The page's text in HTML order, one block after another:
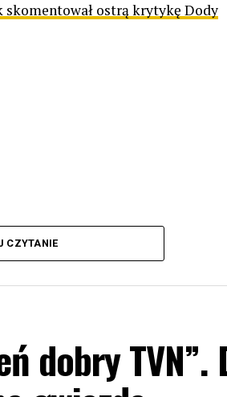
ostrą krytykę Dody
CZYTANIE
dobry TVN”.